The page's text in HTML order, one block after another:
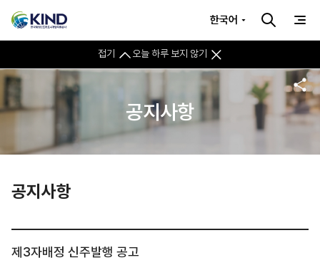
접기 오늘 하루 보지 않기
한국어
공지사항
공지사항
제3자배정 신주발행 공고